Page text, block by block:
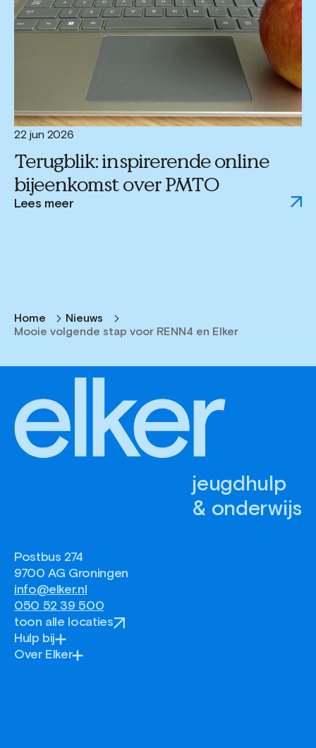
22 jun 2026
Terugblik: inspirerende online
bijeenkomst over PMTO
Lees meer
Home
Nieuws
Mooie volgende stap voor RENN4 en Elker
jeugdhulp
& onderwijs
Postbus 274
9700 AG Groningen
info@elker.nl
050 52 39 500
toon alle locaties
Hulp bij
Over Elker